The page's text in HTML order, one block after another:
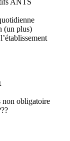
(un plus)
non obligatoire